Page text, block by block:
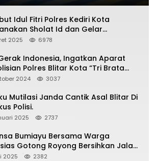
Idul Fitri Polres Kediri Kota
Sholat Id dan Gelar
2025 6978
Gerak Indonesia, Ingatkan Aparat
Polres Blitar Kota “Tri Brata
Harus Diamalkan
2024 3037
Mutilasi Janda Cantik Asal Blitar Di
Polisi.
2025 2737
Bumiayu Bersama Warga
Gotong Royong Bersihkan Jalan
Banaran
2025 2382